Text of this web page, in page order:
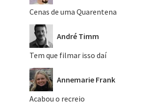
Cenas de uma Quarentena
André Timm
Tem que filmar isso daí
Annemarie Frank
Acabou o recreio